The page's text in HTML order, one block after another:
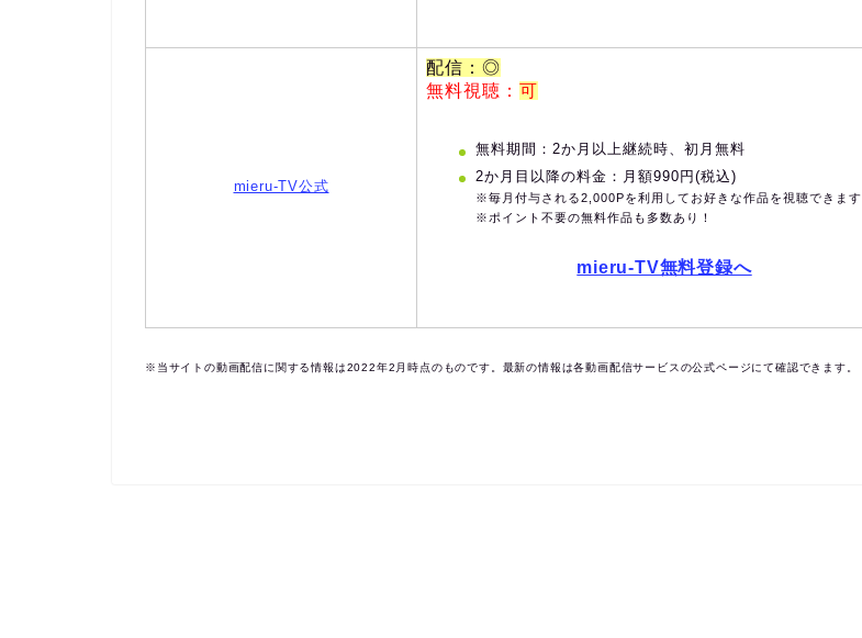
mieru-TV公式
配信：◎
無料視聴： 可
無料期間：2か月以上継続時、初月無料
2か月目以降の料金：月額990円(税込)
※毎月付与される2,000Pを利用してお好きな作品を視聴できます
※ポイント不要の無料作品も多数あり！
mieru-TV無料登録へ
※当サイトの動画配信に関する情報は2022年2月時点のものです。最新の情報は各動画配信サービスの公式ページにて確認できます。